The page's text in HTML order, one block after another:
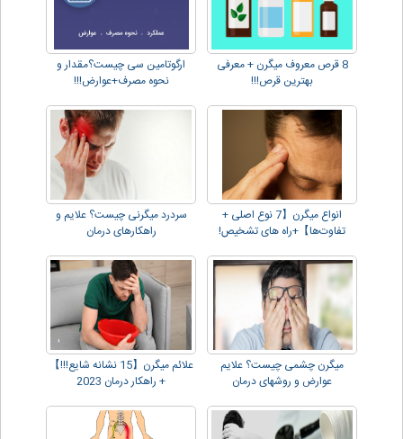
8 قرص معروف میگرن + معرفی
بهترین قرص!!!
ارگوتامین سی چیست؟مقدار و
نحوه مصرف+عوارض!!!
انواع میگرن【7 نوع اصلی +
تفاوت‌ها】+راه های تشخیص!
سردرد میگرنی چیست؟ علایم و
راهکارهای درمان
میگرن چشمی چیست؟ علایم
عوارض و روشهای درمان
علائم میگرن【15 نشانه شایع!!!】
+ راهکار درمان 2023